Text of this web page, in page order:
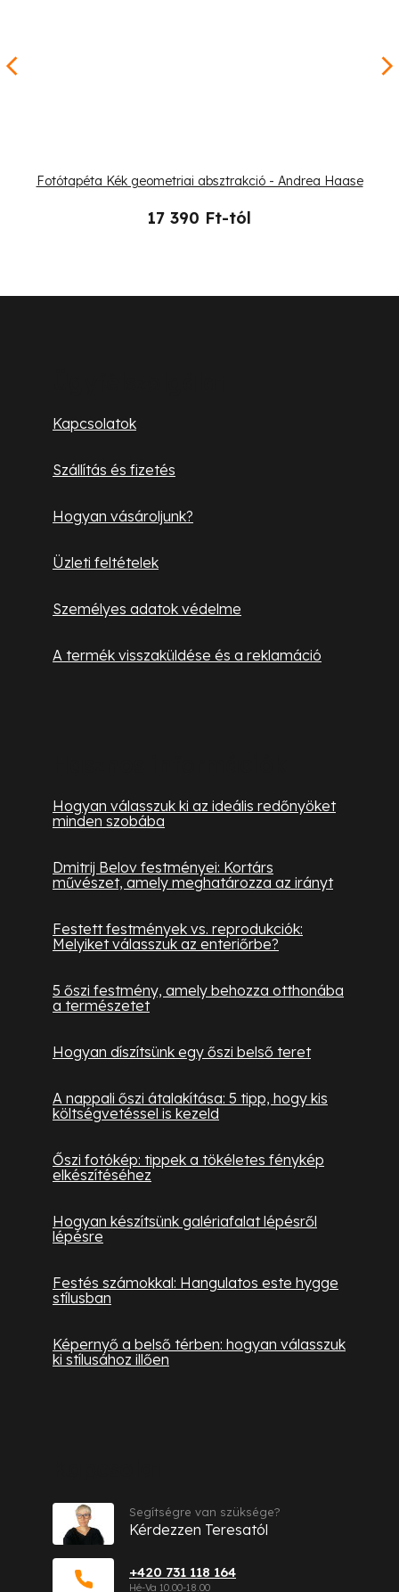
Fotótapéta Kék geometriai absztrakció - Andrea Haase
17 390 Ft-tól
Kapcsolatok
Szállítás és fizetés
Hogyan vásároljunk?
Üzleti feltételek
Személyes adatok védelme
A termék visszaküldése és a reklamáció
Hogyan válasszuk ki az ideális redőnyöket
minden szobába
Dmitrij Belov festményei: Kortárs
művészet, amely meghatározza az irányt
Festett festmények vs. reprodukciók:
Melyiket válasszuk az enteriőrbe?
5 őszi festmény, amely behozza otthonába
a természetet
Hogyan díszítsünk egy őszi belső teret
A nappali őszi átalakítása: 5 tipp, hogy kis
költségvetéssel is kezeld
Őszi fotókép: tippek a tökéletes fénykép
elkészítéséhez
Hogyan készítsünk galériafalat lépésről
lépésre
Festés számokkal: Hangulatos este hygge
stílusban
Képernyő a belső térben: hogyan válasszuk
ki stílusához illően
+420 731 118 164
Segítségre van szüksége?
Kérdezzen Teresatól